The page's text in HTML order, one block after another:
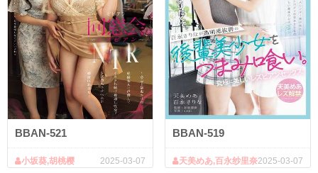
BBAN-521
2025-03-07
小坂葵,胡桃樱
BBAN-519
2025-03-07
天美めあ,百永纱里奈